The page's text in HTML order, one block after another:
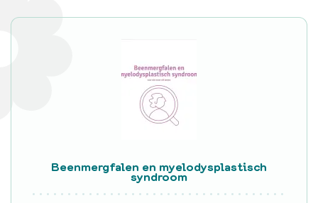
Beenmergfalen en myelodysplastisch
syndroom